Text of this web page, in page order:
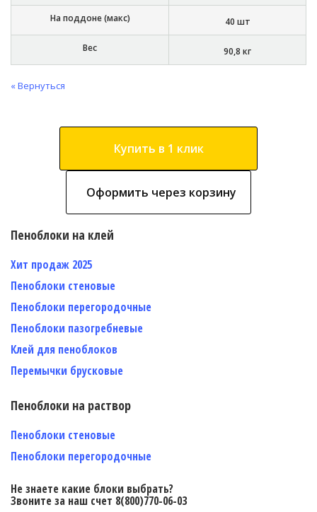
На поддоне (макс) 40 шт
Вес 90,8 кг
« Вернуться
Купить в 1 клик
Оформить через корзину
Пеноблоки на клей
Хит продаж 2025
Пеноблоки стеновые
Пеноблоки перегородочные
Пеноблоки пазогребневые
Клей для пеноблоков
Перемычки брусковые
Пеноблоки на раствор
Пеноблоки стеновые
Пеноблоки перегородочные
Не знаете какие блоки выбрать?
Звоните за наш счет 8(800)770-06-03